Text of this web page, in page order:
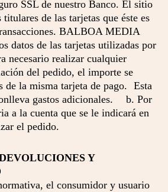
SSL de nuestro Banco. El sitio
de las tarjetas que éste es
BALBOA MEDIA
datos de las tarjetas utilizadas por
necesario realizar cualquier
del pedido, el importe se
de la misma tarjeta de pago. Esta
gastos adicionales. b. Por
a la cuenta que se le indicará en
el pedido.
Y
el consumidor y usuario